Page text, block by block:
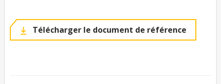
Télécharger le document de référence